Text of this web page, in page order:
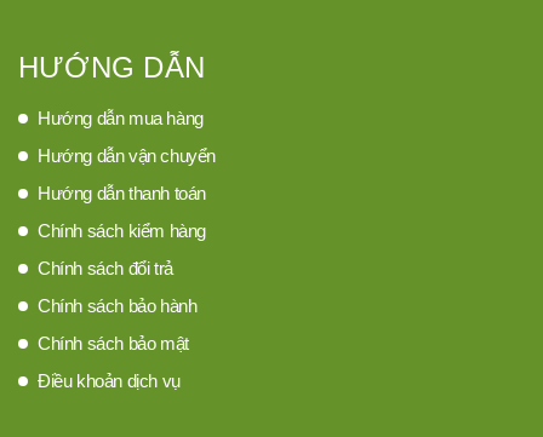
HƯỚNG DẪN
Hướng dẫn mua hàng
Hướng dẫn vận chuyển
Hướng dẫn thanh toán
Chính sách kiểm hàng
Chính sách đổi trả
Chính sách bảo hành
Chính sách bảo mật
Điều khoản dịch vụ